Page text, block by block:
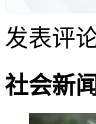
发表评
社会新